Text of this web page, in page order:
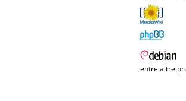
entre altre